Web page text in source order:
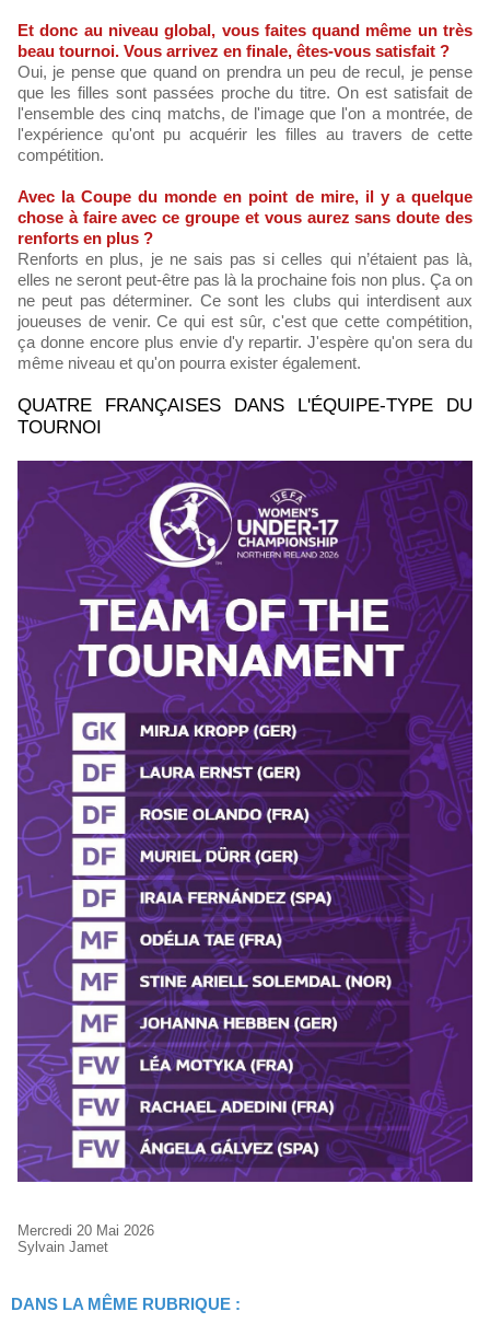
Et donc au niveau global, vous faites quand même un très
beau tournoi. Vous arrivez en finale, êtes-vous satisfait ?
Oui, je pense que quand on prendra un peu de recul, je pense
que les filles sont passées proche du titre. On est satisfait de
l'ensemble des cinq matchs, de l'image que l'on a montrée, de
l'expérience qu'ont pu acquérir les filles au travers de cette
compétition.
Avec la Coupe du monde en point de mire, il y a quelque
chose à faire avec ce groupe et vous aurez sans doute des
renforts en plus ?
Renforts en plus, je ne sais pas si celles qui n’étaient pas là,
elles ne seront peut-être pas là la prochaine fois non plus. Ça on
ne peut pas déterminer. Ce sont les clubs qui interdisent aux
joueuses de venir. Ce qui est sûr, c'est que cette compétition,
ça donne encore plus envie d'y repartir. J'espère qu'on sera du
même niveau et qu'on pourra exister également.
QUATRE FRANÇAISES DANS L'ÉQUIPE-TYPE DU
TOURNOI
Mercredi 20 Mai 2026
Sylvain Jamet
DANS LA MÊME RUBRIQUE :